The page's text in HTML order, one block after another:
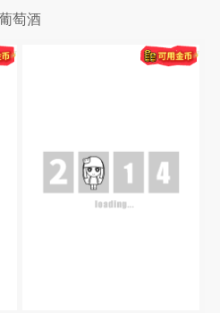
萄酒